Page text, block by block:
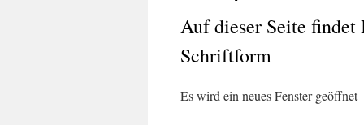
Auf dieser Seite
Schriftform
Es wird ein neues Fenster geöffnet